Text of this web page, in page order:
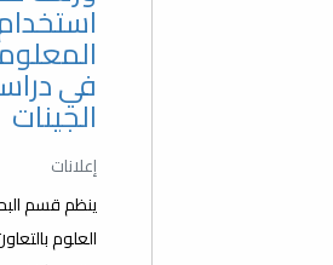
ينظم قسم البحوث والاستشارات بكلية